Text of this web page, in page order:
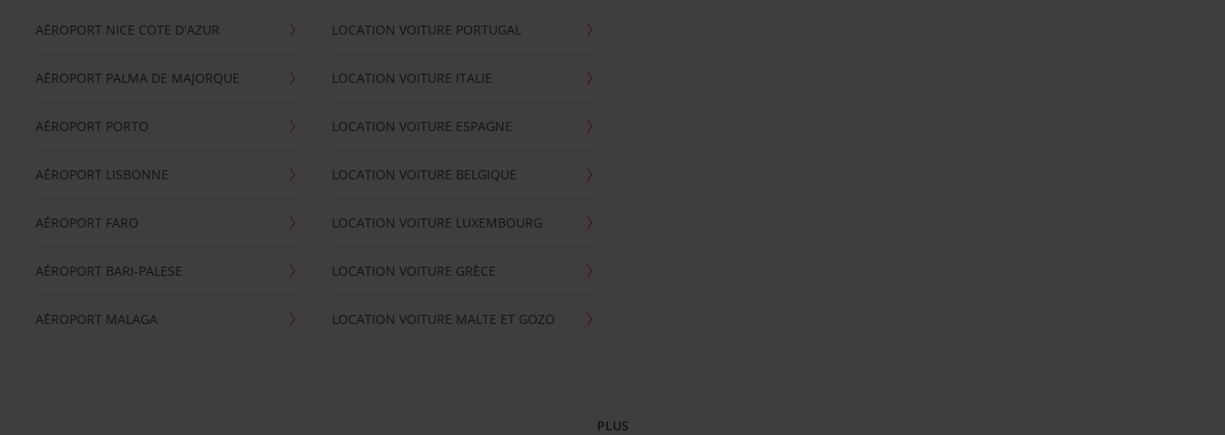
AÉROPORT NICE CÖTE D'AZUR
AÉROPORT PALMA DE MAJORQUE
AÉROPORT PORTO
AÉROPORT LISBONNE
AÉROPORT FARO
AÉROPORT BARI-PALESE
AÉROPORT MALAGA
LOCATION VOITURE PORTUGAL
LOCATION VOITURE ITALIE
LOCATION VOITURE ESPAGNE
LOCATION VOITURE BELGIQUE
LOCATION VOITURE LUXEMBOURG
LOCATION VOITURE GRÈCE
LOCATION VOITURE MALTE ET GOZO
PLUS